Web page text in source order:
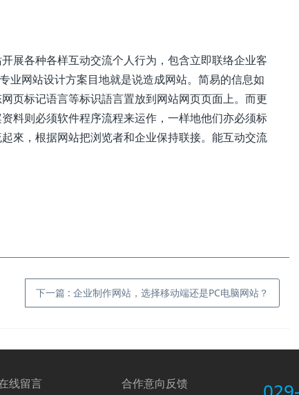
展各种各样互动交流个人行为，包含立即联络企业客
业网站设计方案目地就是说造成网站。简易的信息如
页标记语言等标识語言置放到网站网页页面上。而更
料则必须软件程序流程来运作，一样地他们亦必须标
來，根据网站把浏览者和企业保持联接。能互动交流
下一篇 :企业制作网站，选择移动端还是PC电脑网站？
线留言 合作意向反馈